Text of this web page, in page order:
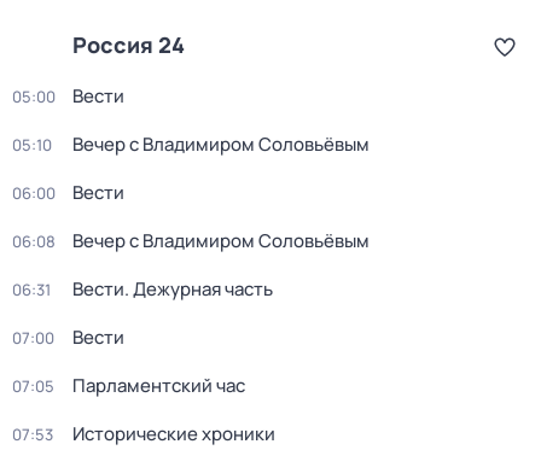
Россия 24
05:00 Вести
05:10 Вечер с Владимиром Соловьёвым
06:00 Вести
06:08 Вечер с Владимиром Соловьёвым
06:31 Вести. Дежурная часть
07:00 Вести
07:05 Парламентский час
07:53 Исторические хроники